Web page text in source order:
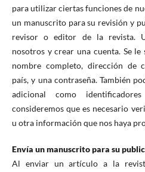
para utilizar ciertas funciones de
un manuscrito para su revisión y
revisor o editor de la revista.
nosotros y crear una cuenta. Se
nombre completo, dirección de
país, y una contraseña. También
adicional como
consideremos que es necesario
u otra información que nos haya
Envía un manuscrito para su
Al enviar un artículo a la